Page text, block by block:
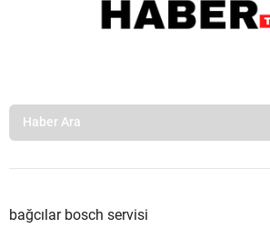
bağcılar bosch servisi